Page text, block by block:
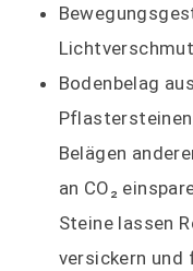
Bodenbelag
Belägen
an CO₂
Steine lassen
versickern und